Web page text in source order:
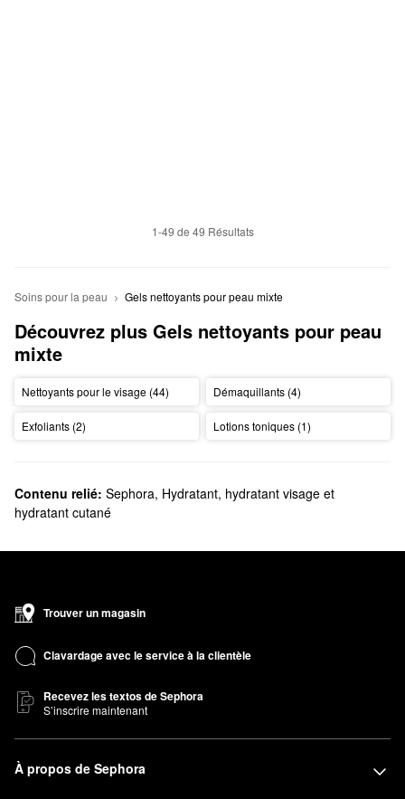
1-49 de 49 Résultats
Soins pour la peau Gels nettoyants pour peau mixte
Découvrez plus Gels nettoyants pour peau
mixte
Nettoyants pour le visage (44) Démaquillants (4)
Exfoliants (2) Lotions toniques (1)
Contenu relié: Sephora, Hydratant, hydratant visage et
hydratant cutané
Trouver un magasin
Clavardage avec le service à la clientèle
Recevez les textos de Sephora
S’inscrire maintenant
À propos de Sephora